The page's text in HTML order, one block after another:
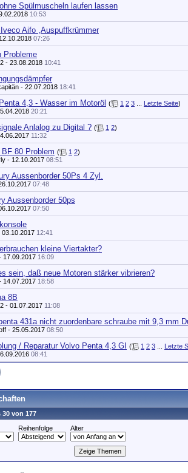
Spülmuscheln laufen lassen
10:53
Aifo ,Auspuffkrümmer
07:26
Probleme
- 23.08.2018 10:41
- 22.07.2018 18:41
4,3 - Wasser im Motoröl ( 1 2 3 Letzte Seite)
20:21
Anlalog zu Digital ? ( 1 2)
11:32
BF 80 Problem ( 1 2)
- 12.10.2017 08:51
Aussenborder 50Ps 4 Zyl.
07:48
Aussenborder 50ps
07:50
03.10.2017 12:41
kleine Viertakter?
17.09.2017 16:09
sein, daß neue Motoren stärker vibrieren?
14.07.2017 18:58
8B
- 01.07.2017 11:08
431a nicht zuordenbare schraube mit 9,3 mm
- 25.05.2017 08:50
/ Reparatur Volvo Penta 4,3 GI ( 1 2 3
Letzte
08:41
30 von 177
Reihenfolge Alter